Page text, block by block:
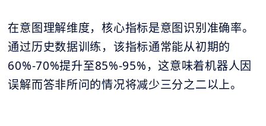
在意图理解维度，核心指标是意图识别准确率。
通过历史数据训练，该指标通常能从初期的
60%-70%提升至85%-95%，这意味着机器人因
误解而答非所问的情况将减少三分之二以上。